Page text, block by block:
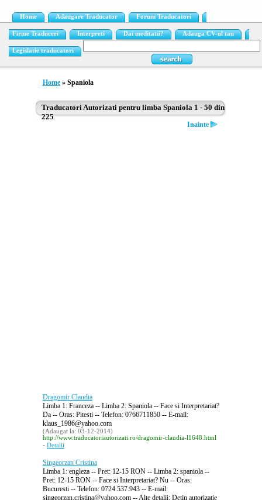
Home Adaugare Traducator Forum Traducatori
Firme Traduceri Interpreti Dai meditatii? Adauga CV-ul tau
Legislatie traducatori
Home» Spaniola
Traducatori Autorizati pentru limba Spaniola 1 - 50 din
225
Inainte
Dragomir Claudia
Limba 1: Franceza -- Limba 2: Spaniola -- Face si Interpretariat?
Da -- Oras: Pitesti -- Telefon: 0766711850 -- E-mail:
klaus_1986@yahoo.com
(Adaugat la: 03-12-2014)
http://www.traducatoriautorizati.ro/dragomir-claudia-l1648.html
- Detalii
Singeorzan Cristina
Limba 1: engleza -- Pret: 12-15 RON -- Limba 2: spaniola --
Pret: 12-15 RON -- Face si Interpretariat? Nu -- Oras:
Bucuresti -- Telefon: 0724.537.943 -- E-mail:
singeorzan.cristina@yahoo.com -- Alte detalii: Detin autorizatie